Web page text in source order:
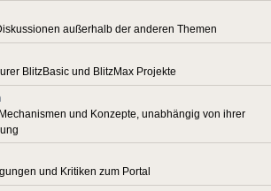
außerhalb der anderen Themen
BlitzBasic und BlitzMax Projekte
und Konzepte, unabhängig von ihrer
und Kritiken zum Portal